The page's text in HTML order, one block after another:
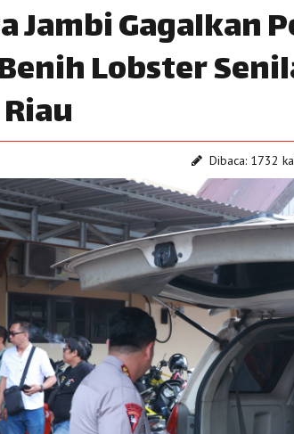
Jambi Gagalkan
Lobster
Dibaca: 1732